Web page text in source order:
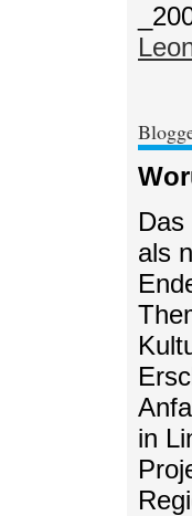
als
in